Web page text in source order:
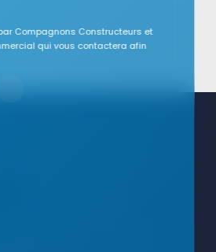
Compagnons Constructeurs et
qui vous contactera afin